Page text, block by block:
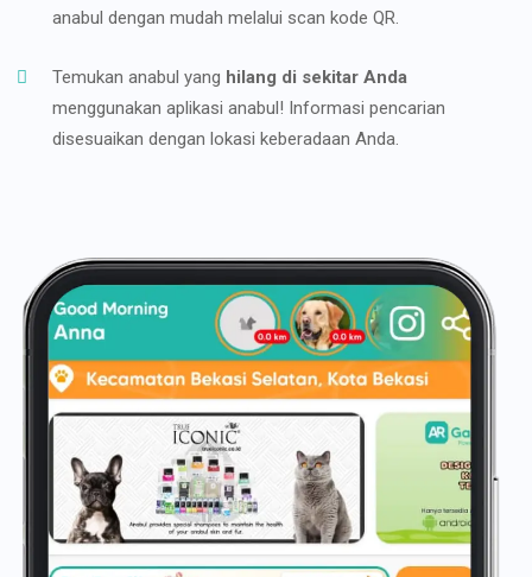
anabul dengan mudah melalui scan kode QR.
Temukan anabul yang hilang di sekitar Anda
menggunakan aplikasi anabul! Informasi pencarian
disesuaikan dengan lokasi keberadaan Anda.